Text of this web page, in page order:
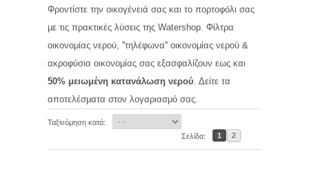
Φροντίστε την οικογένειά σας και το πορτοφόλι σας
με τις πρακτικές λύσεις της Watershop. Φίλτρα
οικονομίας νερού, ''τηλέφωνα'' οικονομίας νερού &
ακροφύσια οικονομίας σας εξασφαλίζουν εως και
50% μειωμένη κατανάλωση νερού. Δείτε τα
αποτελέσματα στον λογαριασμό σας.
Ταξινόμηση κατά:
Σελίδα:
1 2